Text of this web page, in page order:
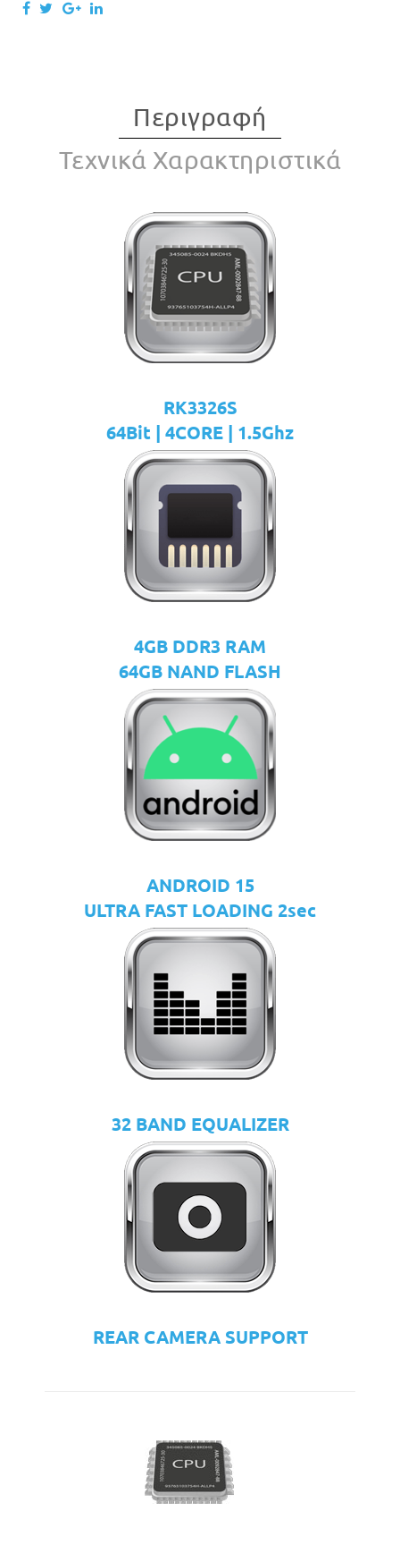
Περιγραφή
Τεχνικά Χαρακτηριστικά
RK3326S
64Bit | 4CORE | 1.5Ghz
4GB DDR3 RAM
64GB NAND FLASH
ANDROID 15
ULTRA FAST LOADING 2sec
32 BAND EQUALIZER
REAR CAMERA SUPPORT